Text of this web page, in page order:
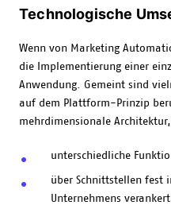
Technologische
Wenn von Marketing
die Implementierung einer
Anwendung. Gemeint sind
auf dem Plattform-Prinzip
mehrdimensionale
unterschiedliche
über Schnittstellen fest
Unternehmens